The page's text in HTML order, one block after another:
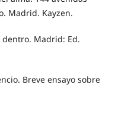
Madrid. Kayzen.
dentro. Madrid: Ed.
Breve ensayo sobre